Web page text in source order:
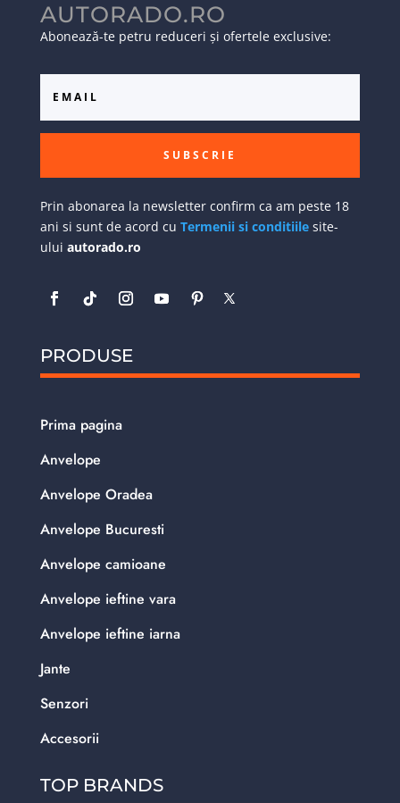
AUTORADO.RO
Abonează-te petru reduceri și ofertele exclusive:
SUBSCRIE
Prin abonarea la newsletter confirm ca am peste 18
ani si sunt de acord cu Termenii si conditiilesite-
ului autorado.ro
PRODUSE
Prima pagina
Anvelope
Anvelope Oradea
Anvelope Bucuresti
Anvelope camioane
Anvelope ieftine vara
Anvelope ieftine iarna
Jante
Senzori
Accesorii
TOP BRANDS